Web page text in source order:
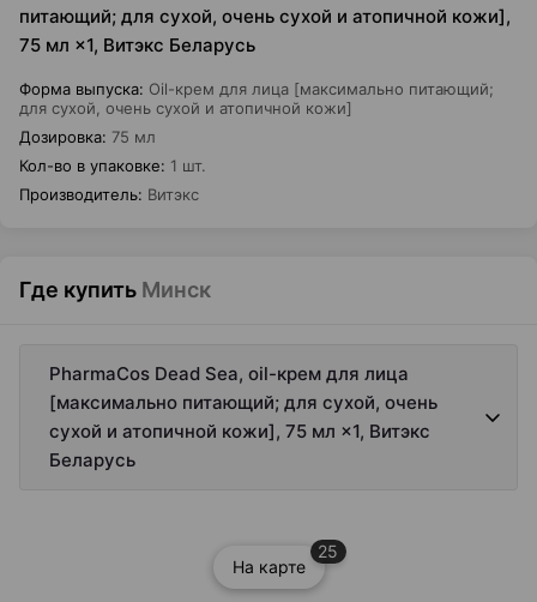
питающий; для сухой, очень сухой и атопичной кожи],
75 мл ×1, Витэкс Беларусь
Форма выпуска: Oil-крем для лица [максимально питающий;
для сухой, очень сухой и атопичной кожи]
Дозировка: 75 мл
Кол-во в упаковке: 1 шт.
Производитель: Витэкс
Где купить Минск
PharmaCos Dead Sea, oil-крем для лица
[максимально питающий; для сухой, очень
сухой и атопичной кожи], 75 мл ×1, Витэкс
Беларусь
На карте
25